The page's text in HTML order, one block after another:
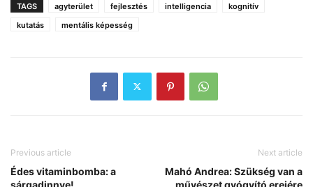
TAGS agyterület fejlesztés intelligencia
kognitív
kutatás
mentális képesség
Previous article
Édes vitaminbomba: a
sárgadinnye!
Next article
Mahó Andrea: Szükség van a
művészet gyógyító erejére